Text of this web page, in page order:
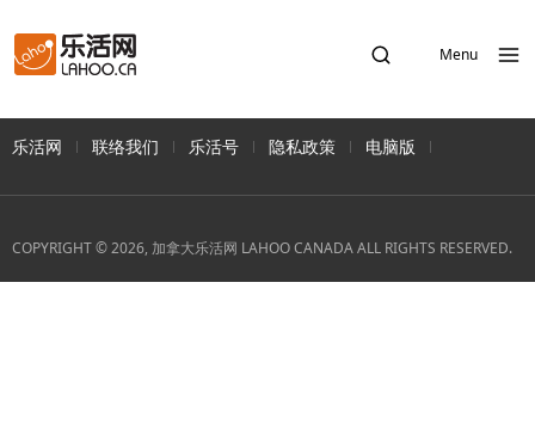
Menu
乐活网 联络我们 乐活号 隐私政策 电脑版
COPYRIGHT © 2026, 加拿大乐活网 LAHOO CANADA ALL RIGHTS RESERVED.